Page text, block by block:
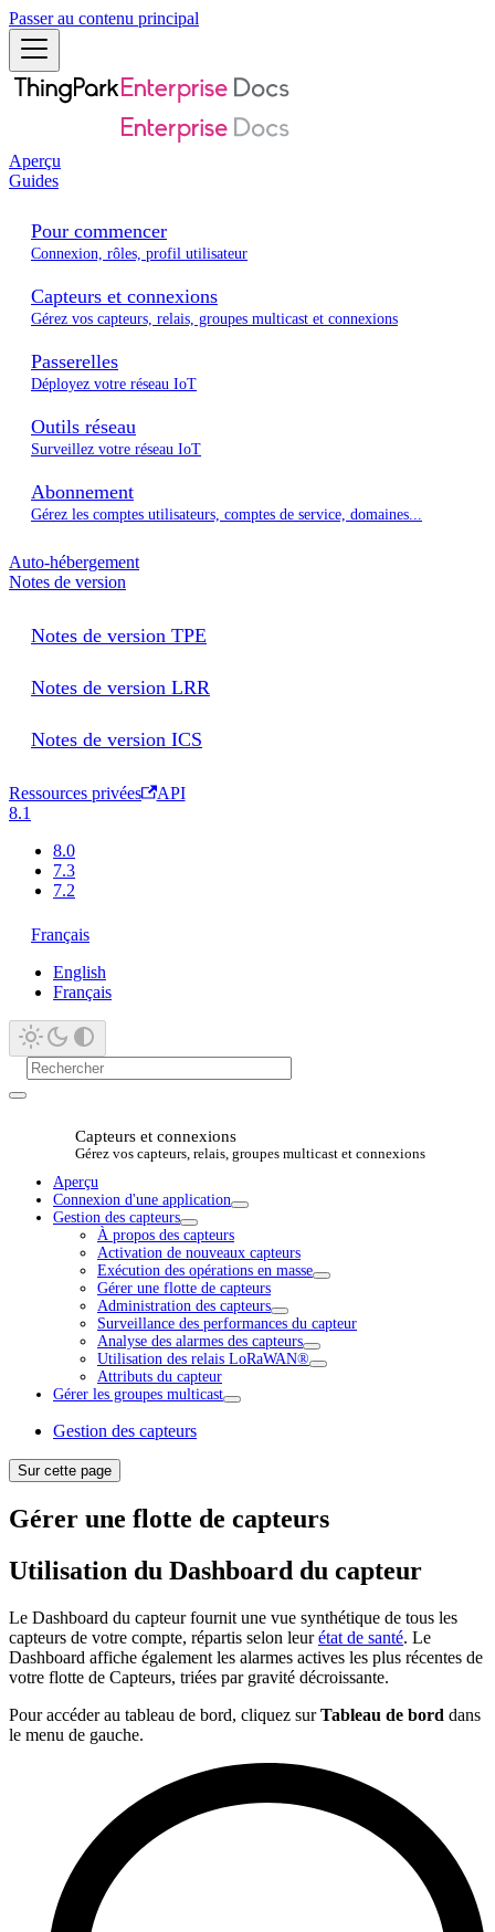
Passer au contenu principal
Aperçu
Guides
Pour commencer
Connexion, rôles, profil utilisateur
Capteurs et connexions
Gérez vos capteurs, relais, groupes multicast et connexions
Passerelles
Déployez votre réseau IoT
Outils réseau
Surveillez votre réseau IoT
Abonnement
Gérez les comptes utilisateurs, comptes de service, domaines...
Auto-hébergement
Notes de version
Notes de version TPE
Notes de version LRR
Notes de version ICS
Ressources privées
API
8.1
8.0
7.3
7.2
Français
English
Français
Capteurs et connexions
Gérez vos capteurs, relais, groupes multicast et connexions
Aperçu
Connexion d'une application
Gestion des capteurs
À propos des capteurs
Activation de nouveaux capteurs
Exécution des opérations en masse
Gérer une flotte de capteurs
Administration des capteurs
Surveillance des performances du capteur
Analyse des alarmes des capteurs
Utilisation des relais LoRaWAN®
Attributs du capteur
Gérer les groupes multicast
Gestion des capteurs
Sur cette page
Gérer une flotte de capteurs
Utilisation du Dashboard du capteur
Le Dashboard du capteur fournit une vue synthétique de tous les
capteurs de votre compte, répartis selon leurétat de santé. Le
Dashboard affiche également les alarmes actives les plus récentes de
votre flotte de Capteurs, triées par gravité décroissante.
Pour accéder au tableau de bord, cliquez surTableau de bord dans
le menu de gauche.